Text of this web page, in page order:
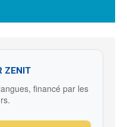
ZENIT
financé par les